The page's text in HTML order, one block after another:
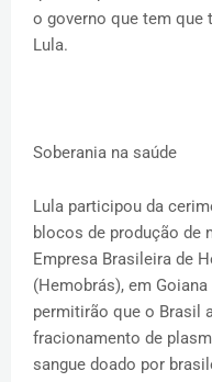
o governo que tem que
Lula.
Soberania na saúde
Lula participou da
blocos de produção de
Empresa Brasileira de
(Hemobrás), em
permitirão que o Brasil
fracionamento de
sangue doado por